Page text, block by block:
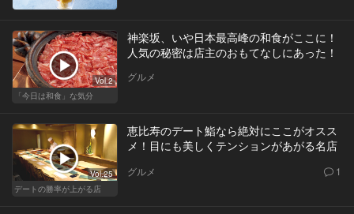
Vol.2
「今日は和食」な気分
神楽坂、いや日本最高峰の和食がここに！
人気の秘密は店主のおもてなしにあった！
グルメ
Vol.25
デートの勝率が上がる店
恵比寿のデート鮨なら絶対にここがオスス
メ！目にも美しくテンションがあがる名店
グルメ 1